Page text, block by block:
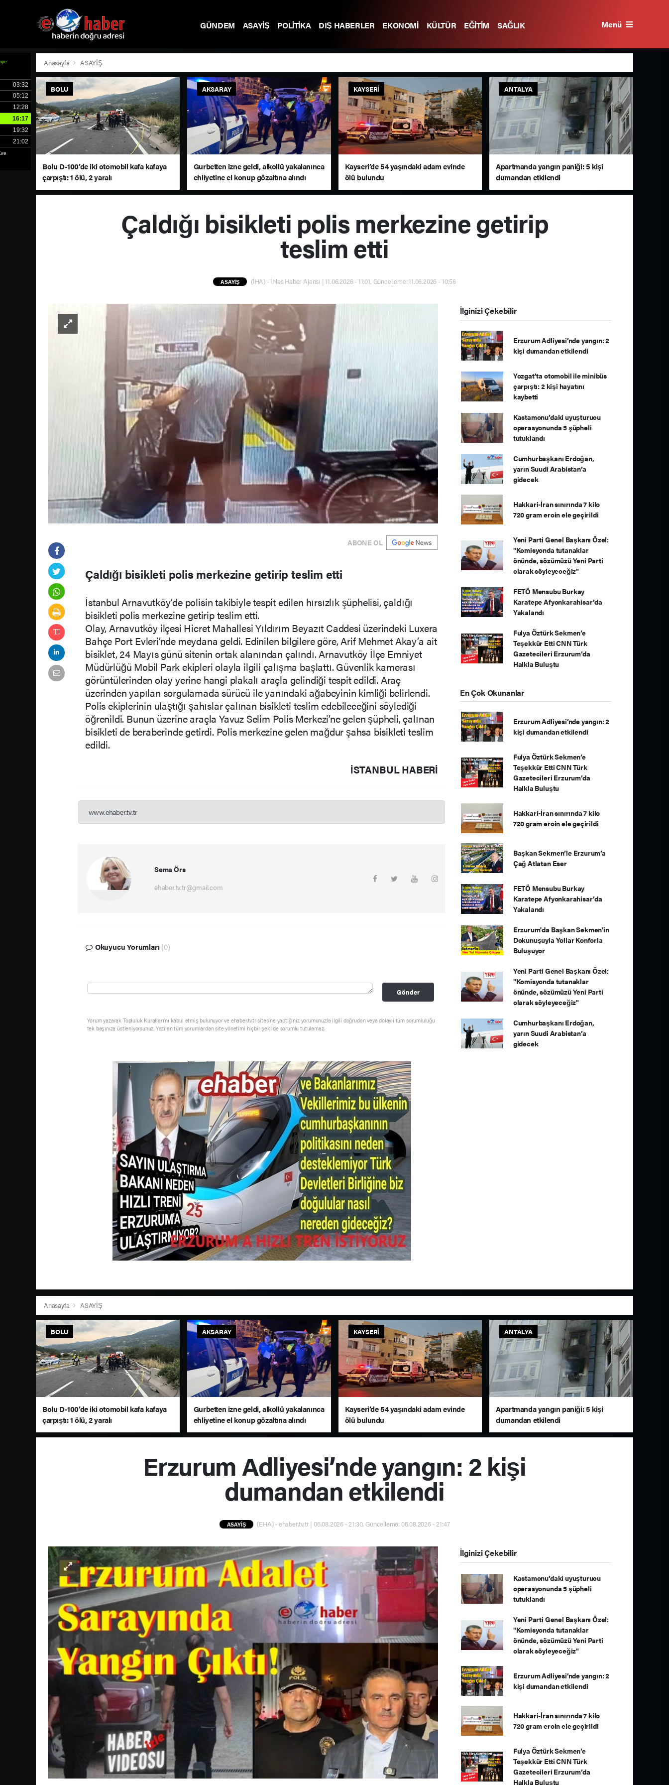
GÜNDEM ASAYİŞ POLİTİKA DIŞ HABERLER EKONOMİ KÜLTÜR EĞİTİM
SAĞLIK
Menü
Anasayfa ASAYİŞ
BOLU
Bolu D-100’de iki otomobil kafa kafaya
çarpıştı: 1 ölü, 2 yaralı
AKSARAY
Gurbetten izne geldi, alkollü yakalanınca
ehliyetine el konup gözaltına alındı
KAYSERI
Kayseri’de 54 yaşındaki adam evinde
ölü bulundu
ANTALYA
Apartmanda yangın paniği: 5 kişi
dumandan etkilendi
Çaldığı bisikleti polis merkezine getirip
teslim etti
ASAYİŞ (İHA) - İhlas Haber Ajansı | 11.06.2026 - 11:01, Güncelleme: 11.06.2026 - 10:56
ABONE OL
Çaldığı bisikleti polis merkezine getirip teslim etti
İstanbul Arnavutköy’de polisin takibiyle tespit edilen hırsızlık şüphelisi, çaldığı
bisikleti polis merkezine getirip teslim etti.
Olay, Arnavutköy ilçesi Hicret Mahallesi Yıldırım Beyazıt Caddesi üzerindeki Luxera
Bahçe Port Evleri’nde meydana geldi. Edinilen bilgilere göre, Arif Mehmet Akay’a ait
bisiklet, 24 Mayıs günü sitenin ortak alanından çalındı. Arnavutköy İlçe Emniyet
Müdürlüğü Mobil Park ekipleri olayla ilgili çalışma başlattı. Güvenlik kamerası
görüntülerinden olay yerine hangi plakalı araçla gelindiği tespit edildi. Araç
üzerinden yapılan sorgulamada sürücü ile yanındaki ağabeyinin kimliği belirlendi.
Polis ekiplerinin ulaştığı şahıslar çalınan bisikleti teslim edebileceğini söylediği
öğrenildi. Bunun üzerine araçla Yavuz Selim Polis Merkezi’ne gelen şüpheli, çalınan
bisikleti de beraberinde getirdi. Polis merkezine gelen mağdur şahsa bisikleti teslim
edildi.
İSTANBUL HABERİ
www.ehaber.tv.tr
Sema Örs
ehaber.tv.tr@gmail.com
Okuyucu Yorumları (0)
Gönder
Yorum yazarak Topluluk Kuralları’nı kabul etmiş bulunuyor ve ehaber.tv.tr sitesine yaptığınız yorumunuzla ilgili doğrudan veya dolaylı tüm sorumluluğu
tek başınıza üstleniyorsunuz. Yazılan tüm yorumlardan site yönetimi hiçbir şekilde sorumlu tutulamaz.
İlginizi Çekebilir
Erzurum Adliyesi’nde yangın: 2
kişi dumandan etkilendi
Yozgat’ta otomobil ile minibüs
çarpıştı: 2 kişi hayatını
kaybetti
Kastamonu’daki uyuşturucu
operasyonunda 5 şüpheli
tutuklandı
Cumhurbaşkanı Erdoğan,
yarın Suudi Arabistan’a
gidecek
Hakkari-İran sınırında 7 kilo
720 gram eroin ele geçirildi
Yeni Parti Genel Başkanı Özel:
"Komisyonda tutanaklar
önünde, sözümüzü Yeni Parti
olarak söyleyeceğiz"
FETÖ Mensubu Burkay
Karatepe Afyonkarahisar’da
Yakalandı
Fulya Öztürk Sekmen’e
Teşekkür Etti CNN Türk
Gazetecileri Erzurum’da
Halkla Buluştu
En Çok Okunanlar
Erzurum Adliyesi’nde yangın: 2
kişi dumandan etkilendi
Fulya Öztürk Sekmen’e
Teşekkür Etti CNN Türk
Gazetecileri Erzurum’da
Halkla Buluştu
Hakkari-İran sınırında 7 kilo
720 gram eroin ele geçirildi
Başkan Sekmen’le Erzurum’a
Çağ Atlatan Eser
FETÖ Mensubu Burkay
Karatepe Afyonkarahisar’da
Yakalandı
Erzurum'da Başkan Sekmen'in
Dokunuşuyla Yollar Konforla
Buluşuyor
Yeni Parti Genel Başkanı Özel:
"Komisyonda tutanaklar
önünde, sözümüzü Yeni Parti
olarak söyleyeceğiz"
Cumhurbaşkanı Erdoğan,
yarın Suudi Arabistan’a
gidecek
Anasayfa ASAYİŞ
BOLU
Bolu D-100’de iki otomobil kafa kafaya
çarpıştı: 1 ölü, 2 yaralı
AKSARAY
Gurbetten izne geldi, alkollü yakalanınca
ehliyetine el konup gözaltına alındı
KAYSERI
Kayseri’de 54 yaşındaki adam evinde
ölü bulundu
ANTALYA
Apartmanda yangın paniği: 5 kişi
dumandan etkilendi
Erzurum Adliyesi’nde yangın: 2 kişi
dumandan etkilendi
ASAYİŞ (EHA) - ehaber.tv.tr | 06.08.2026 - 21:30, Güncelleme: 06.08.2026 - 21:47
İlginizi Çekebilir
Kastamonu’daki uyuşturucu
operasyonunda 5 şüpheli
tutuklandı
Yeni Parti Genel Başkanı Özel:
"Komisyonda tutanaklar
önünde, sözümüzü Yeni Parti
olarak söyleyeceğiz"
Erzurum Adliyesi’nde yangın: 2
kişi dumandan etkilendi
Hakkari-İran sınırında 7 kilo
720 gram eroin ele geçirildi
Fulya Öztürk Sekmen’e
Teşekkür Etti CNN Türk
Gazetecileri Erzurum’da
Halkla Buluştu